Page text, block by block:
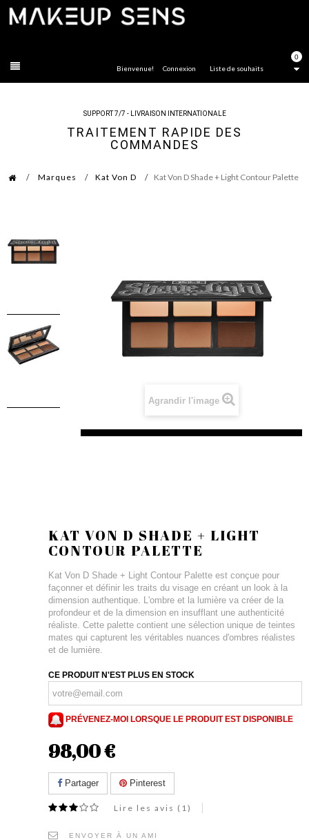
0
Liste de souhaits
Bienvenue! Connexion
SUPPORT 7/7 - LIVRAISON INTERNATIONALE
TRAITEMENT RAPIDE DES
COMMANDES
Marques Kat Von D Kat Von D Shade + Light Contour Palette
Agrandir l'image
KAT VON D SHADE + LIGHT
CONTOUR PALETTE
Kat Von D Shade + Light Contour Palette est conçue pour
façonner et définir les traits du visage en créant un look à la
dimension authentique. L'ombre et la lumière va créer de la
profondeur et de la dimension en insufflant une authenticité
réaliste. Cette palette contient une sélection unique de teintes
mates qui capturent les véritables nuances d'ombres réalistes
et de lumière.
CE PRODUIT N'EST PLUS EN STOCK
PRÉVENEZ-MOI LORSQUE LE PRODUIT EST DISPONIBLE
98,00 €
Partager Pinterest
Lire les avis ( 1)
ENVOYER À UN AMI